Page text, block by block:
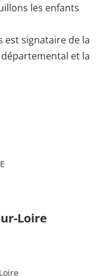
les enfants
est signataire de la
et la
Loire